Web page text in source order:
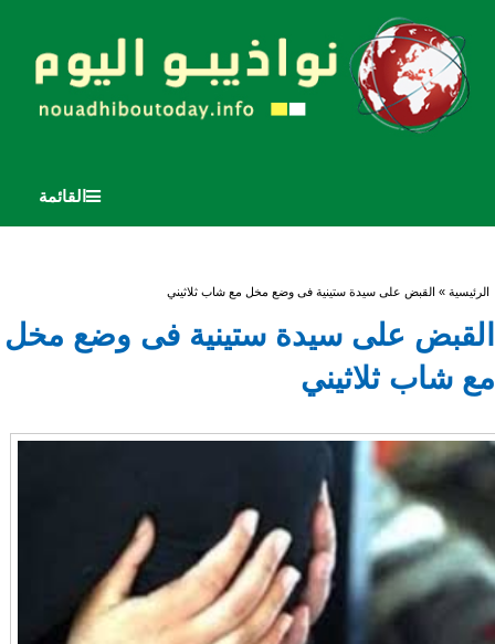
القائمة
أنت هنا
الرئيسية » القبض على سيدة ستينية فى وضع مخل مع شاب ثلاثيني
القبض على سيدة ستينية فى وضع مخل
مع شاب ثلاثيني